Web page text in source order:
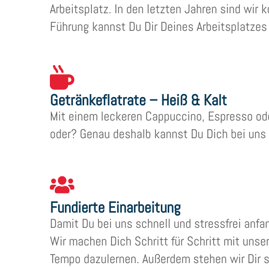
Arbeitsplatz. In den letzten Jahren sind wir
Führung kannst Du Dir Deines
Getränkeflatrate – Heiß & Kalt
Mit einem leckeren Cappuccino, Espresso
oder? Genau deshalb kannst Du Dich bei
Fundierte Einarbeitung
Damit Du bei uns schnell und stressfrei
Wir machen Dich Schritt für Schritt mit
Tempo dazulernen. Außerdem stehen wir